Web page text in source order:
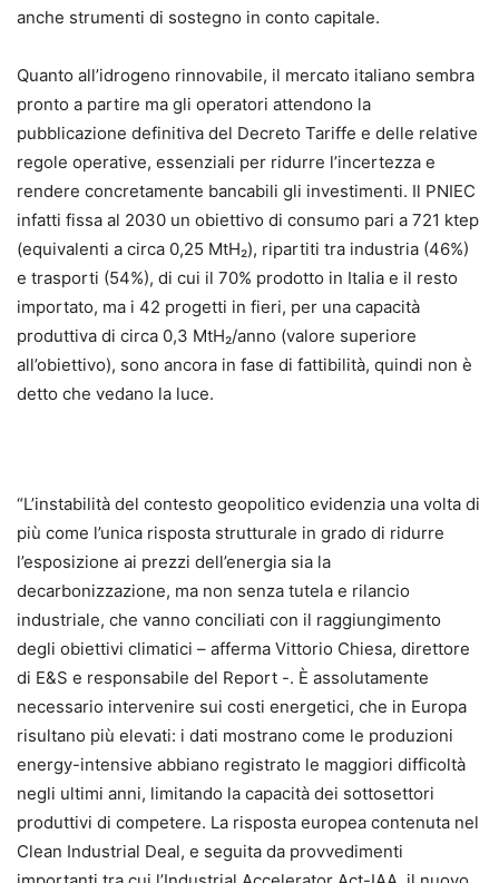
anche strumenti di sostegno in conto capitale.
Quanto all’idrogeno rinnovabile, il mercato italiano sembra
pronto a partire ma gli operatori attendono la
pubblicazione definitiva del Decreto Tariffe e delle relative
regole operative, essenziali per ridurre l’incertezza e
rendere concretamente bancabili gli investimenti. Il PNIEC
infatti fissa al 2030 un obiettivo di consumo pari a 721 ktep
(equivalenti a circa 0,25 MtH₂), ripartiti tra industria (46%)
e trasporti (54%), di cui il 70% prodotto in Italia e il resto
importato, ma i 42 progetti in fieri, per una capacità
produttiva di circa 0,3 MtH₂/anno (valore superiore
all’obiettivo), sono ancora in fase di fattibilità, quindi non è
detto che vedano la luce.
“L’instabilità del contesto geopolitico evidenzia una volta di
più come l’unica risposta strutturale in grado di ridurre
l’esposizione ai prezzi dell’energia sia la
decarbonizzazione, ma non senza tutela e rilancio
industriale, che vanno conciliati con il raggiungimento
degli obiettivi climatici – afferma Vittorio Chiesa, direttore
di E&S e responsabile del Report -. È assolutamente
necessario intervenire sui costi energetici, che in Europa
risultano più elevati: i dati mostrano come le produzioni
energy-intensive abbiano registrato le maggiori difficoltà
negli ultimi anni, limitando la capacità dei sottosettori
produttivi di competere. La risposta europea contenuta nel
Clean Industrial Deal, e seguita da provvedimenti